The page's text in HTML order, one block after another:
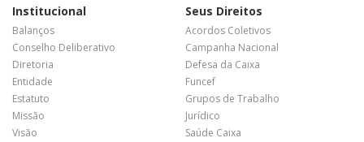
Institucional
Balanços
Conselho Deliberativo
Diretoria
Entidade
Estatuto
Missão
Visão
Seus Direitos
Acordos Coletivos
Campanha Nacional
Defesa da Caixa
Funcef
Grupos de Trabalho
Jurídico
Saúde Caixa